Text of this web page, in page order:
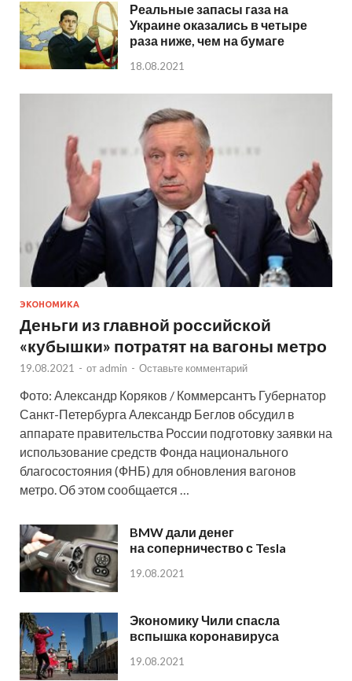
Реальные запасы газа на
Украине оказались в четыре
раза ниже, чем на бумаге
18.08.2021
ЭКОНОМИКА
Деньги из главной российской
«кубышки» потратят на вагоны метро
19.08.2021 - от admin - Оставьте комментарий
Фото: Александр Коряков / Коммерсантъ Губернатор
Санкт-Петербурга Александр Беглов обсудил в
аппарате правительства России подготовку заявки на
использование средств Фонда национального
благосостояния (ФНБ) для обновления вагонов
метро. Об этом сообщается …
BMW дали денег
на соперничество с Tesla
19.08.2021
Экономику Чили спасла
вспышка коронавируса
19.08.2021